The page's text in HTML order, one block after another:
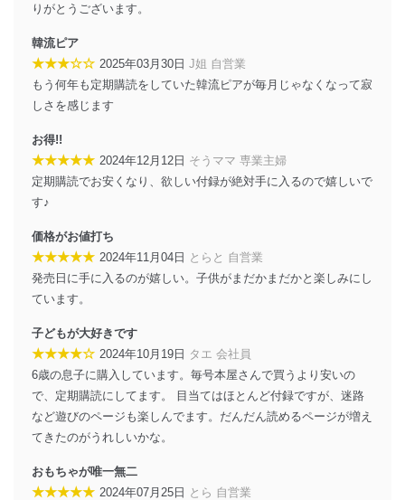
個人データを取り扱うことのできる機器及び当該
アクセス者の識別と認証
機器に標準装備されているユーザー制御機能（ユ
ーザーアカウント制御）により、個人情報データ
外部からの不正アクセス等の防止
個人データを取り扱う機器等にセキュリティ対策
ソフトウェア等を導入し、自動更新 機能等の活用
により、これを最新状態としています。
情報システムの使用に伴う漏洩等の防止
送信する場合に、当該ファイルへのパスワードを
設定しています。
個人情報保護マネジメントシステムの継続的改善
当社は、内部監査及びマネジメントレビューの機会を通
じて、個人情報保護マネジメントシステムを継続的に改
苦情及び相談受付け窓口
りがとうございます。
韓流ピア
★★★☆☆ 2025年03月30日 J姐 自営業
もう何年も定期購読をしていた韓流ピアが毎月じゃなくなって寂
しさを感じます
お得!!
★★★★★ 2024年12月12日 そうママ 専業主婦
定期購読でお安くなり、欲しい付録が絶対手に入るので嬉しいで
す♪
価格がお値打ち
★★★★★ 2024年11月04日 とらと 自営業
発売日に手に入るのが嬉しい。子供がまだかまだかと楽しみにし
ています。
子どもが大好きです
★★★★☆ 2024年10月19日 タエ 会社員
6歳の息子に購入しています。毎号本屋さんで買うより安いの
で、定期購読にしてます。 目当てはほとんど付録ですが、迷路
など遊びのページも楽しんでます。だんだん読めるページが増え
てきたのがうれしいかな。
おもちゃが唯一無二
★★★★★ 2024年07月25日 とら 自営業